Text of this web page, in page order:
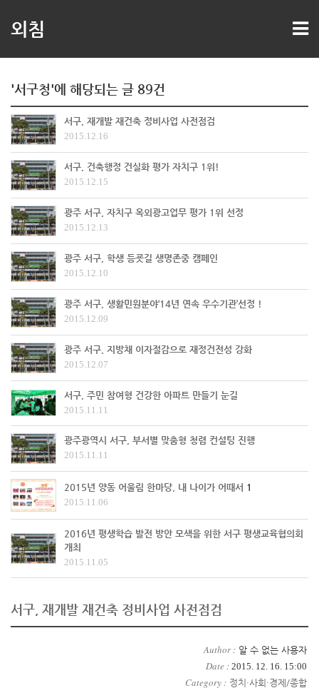
외침
'서구청'에 해당되는 글 89건
서구, 재개발 재건축 정비사업 사전점검
2015.12.16
서구, 건축행정 건실화 평가 자치구 1위!
2015.12.15
광주 서구, 자치구 옥외광고업무 평가 1위 선정
2015.12.13
광주 서구, 학생 등굣길 생명존중 캠페인
2015.12.10
광주 서구, 생활민원분야‘14년 연속 우수기관’선정 !
2015.12.09
광주 서구, 지방채 이자절감으로 재정건전성 강화
2015.12.07
서구, 주민 참여형 건강한 아파트 만들기 눈길
2015.11.11
광주광역시 서구, 부서별 맞춤형 청렴 컨설팅 진행
2015.11.11
2015년 양동 어울림 한마당, 내 나이가 어때서 1
2015.11.06
2016년 평생학습 발전 방안 모색을 위한 서구 평생교육협의회
개최
2015.11.05
서구, 재개발 재건축 정비사업 사전점검
Author : 알 수 없는 사용자
Date : 2015. 12. 16. 15:00
Category : 정치·사회·경제/종합